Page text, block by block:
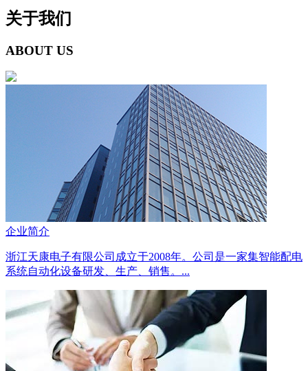
关于我们
ABOUT US
企业简介
浙江天康电子有限公司成立于2008年。公司是一家集智能配电
系统自动化设备研发、生产、销售。...